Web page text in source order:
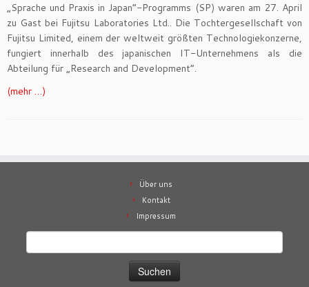
„Sprache und Praxis in Japan“-Programms (SP) waren am 27. April
zu Gast bei Fujitsu Laboratories Ltd.. Die Tochtergesellschaft von
Fujitsu Limited, einem der weltweit größten Technologiekonzerne,
fungiert innerhalb des japanischen IT-Unternehmens als die
Abteilung für „Research and Development“.
(mehr …)
Über uns
Kontakt
Impressum